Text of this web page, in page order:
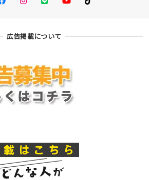
広告掲載について